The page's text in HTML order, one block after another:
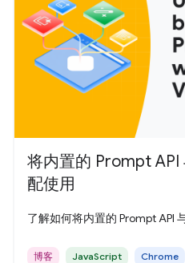
将内置的 Prompt API
配使用
了解如何将内置的 Prompt API
博客 JavaScript Chrome